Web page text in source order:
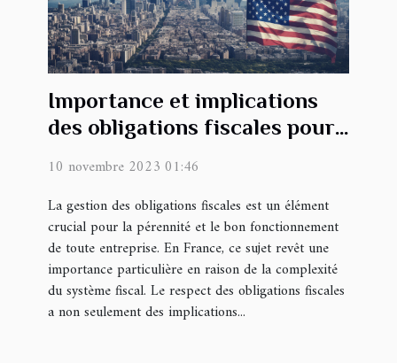
Importance et implications
des obligations fiscales pour
10 novembre 2023 01:46
La gestion des obligations fiscales est un élément
crucial pour la pérennité et le bon fonctionnement
de toute entreprise. En France, ce sujet revêt une
importance particulière en raison de la complexité
du système fiscal. Le respect des obligations fiscales
a non seulement des implications...